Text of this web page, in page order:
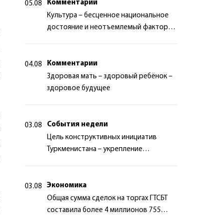
05.08
Комментарии
Культура – бесценное национальное
достояние и неотъемлемый фактор
04.08
Комментарии
Здоровая мать – здоровый ребёнок –
здоровое будущее
03.08
События недели
Цель конструктивных инициатив
Туркменистана – укрепление
03.08
Экономика
Общая сумма сделок на торгах ГТСБТ
составила более 4 миллионов 755